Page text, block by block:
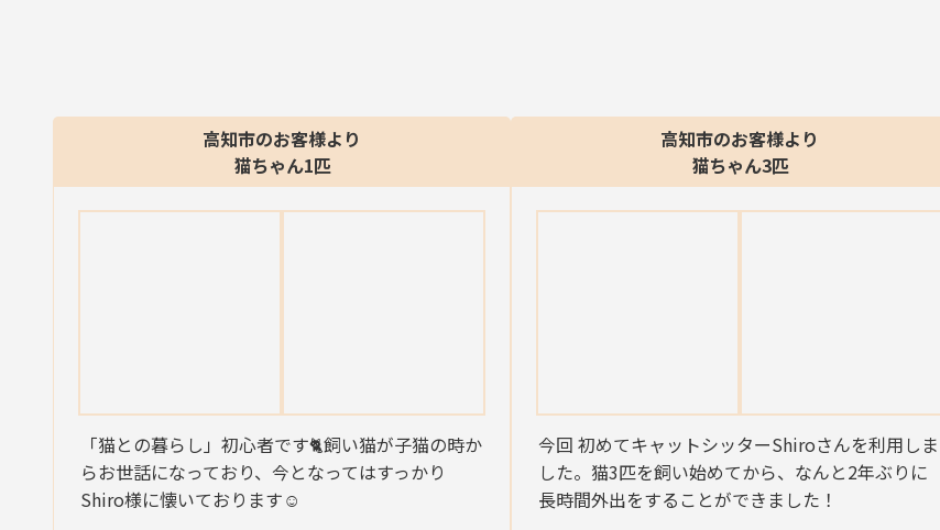
高知市のお客様より
猫ちゃん1匹
「猫との暮らし」初心者です🐈飼い猫が子猫の時か
らお世話になっており、今となってはすっかり
Shiro様に懐いております☺️
高知市のお客様より
猫ちゃん3匹
今回 初めてキャットシッターShiroさんを利用しま
した。猫3匹を飼い始めてから、なんと2年ぶりに
長時間外出をすることができました！